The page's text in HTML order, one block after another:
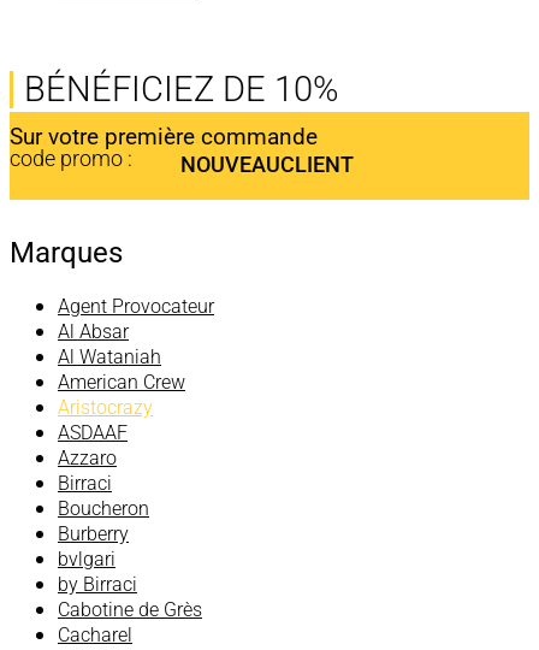
BÉNÉFICIEZ DE 10%
Sur votre première commande
code promo : NOUVEAUCLIENT
Marques
Agent Provocateur
Al Absar
Al Wataniah
American Crew
Aristocrazy
ASDAAF
Azzaro
Birraci
Boucheron
Burberry
bvlgari
by Birraci
Cabotine de Grès
Cacharel